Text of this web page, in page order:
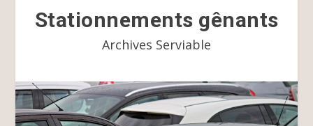
Stationnements gênants
Archives Serviable